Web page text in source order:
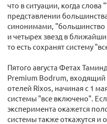
что в ситуации, когда
представлении
синонимами, "большинство
и четырех звезд в
то есть сохранят систему
Пятого августа Фетах
Premium Bodrum,
отелей Rixos, начиная с 1
системы "все включено".
эксперимента окажется
системы также откажутся и